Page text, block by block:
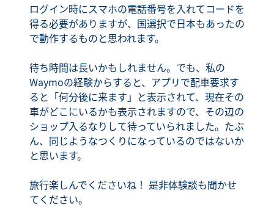
ログイン時にスマホの電話番号を入れてコードを
得る必要がありますが、国選択で日本もあったの
で動作するものと思われます。
待ち時間は長いかもしれません。でも、私の
Waymoの経験からすると、アプリで配車要求す
ると「何分後に来ます」と表示されて、現在その
車がどこにいるかも表示されますので、その辺の
ショップ入るなりして待っていられました。たぶ
ん、同じようなつくりになっているのではないか
と思います。
旅行楽しんでくださいね！ 是非体験談も聞かせ
てください。